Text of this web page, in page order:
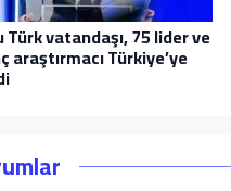
Türk vatandaşı, 75 lider ve
araştırmacı Türkiye’ye